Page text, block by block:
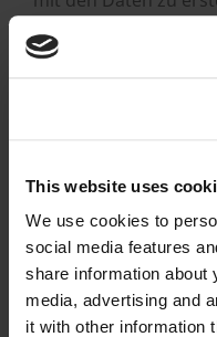
This website uses
We use cookies to
social media features
share information about
media, advertising and
it with other information
Erstellen Sie z.B.
Diagrammen für
erstellen Sie ein
die Daten von
einem Diagramm
in verschiedenen
miteinander
Die praktische
bestimmten